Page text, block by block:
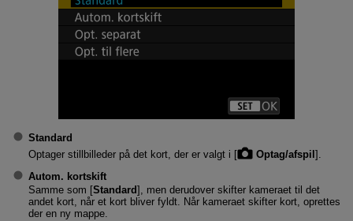
Standard
Optager stillbilleder på det kort, der er valgt i [
Optag/afspil ].
Autom. kortskift
Samme som [Standard], men derudover skifter kameraet til det
andet kort, når et kort bliver fyldt. Når kameraet skifter kort, oprettes
der en ny mappe.